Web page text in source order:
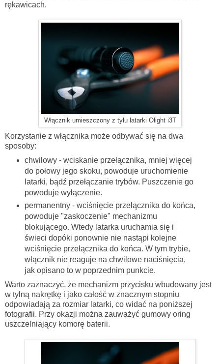
rękawicach.
Włącznik umieszczony z tyłu latarki Olight i3T
Korzystanie z włącznika może odbywać się na dwa
sposoby:
chwilowy - wciskanie przełącznika, mniej więcej
do połowy jego skoku, powoduje uruchomienie
latarki, bądź przełączanie trybów. Puszczenie go
powoduje wyłączenie.
permanentny - wciśnięcie przełącznika do końca,
powoduje "zaskoczenie" mechanizmu
blokującego. Wtedy latarka uruchamia się i
świeci dopóki ponownie nie nastąpi kolejne
wciśnięcie przełącznika do końca. W tym trybie,
włącznik nie reaguje na chwilowe naciśnięcia,
jak opisano to w poprzednim punkcie.
Warto zaznaczyć, że mechanizm przycisku wbudowany jest
w tylną nakrętkę i jako całość w znacznym stopniu
odpowiadają za rozmiar latarki, co widać na poniższej
fotografii. Przy okazji można zauważyć gumowy oring
uszczelniający komorę baterii.